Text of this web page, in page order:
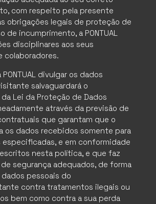
com respeito pela presente
obrigações legais de proteção de
de incumprimento, a PONTUAL
disciplinares aos seus
colaboradores.
divulgar os dados
salvaguardará o
Lei da Proteção de Dados
através da previsão de
que garantam que o
os dados recebidos somente para
especificadas, e em conformidade
nesta política, e que faz
segurança adequados, de forma
pessoais do
contra tratamentos ilegais ou
bem como contra a sua perda